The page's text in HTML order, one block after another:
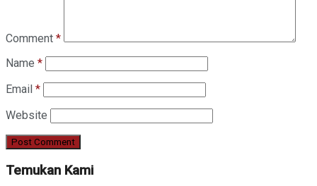
Comment *
Name *
Email *
Website
Temukan Kami